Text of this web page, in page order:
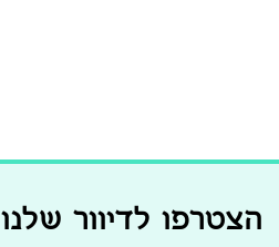
הצטרפו לדיוור שלנו